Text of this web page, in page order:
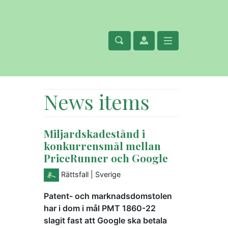
News items
Miljardskadestånd i
konkurrensmål mellan
PriceRunner och Google
Rättsfall | Sverige
Patent- och marknadsdomstolen
har i dom i mål PMT 1860-22
slagit fast att Google ska betala